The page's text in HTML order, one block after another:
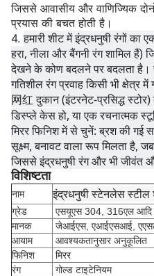
जिससे आवासीय और वाणिज्यिक
प्रयास की बचत होती है।
4.हमारी शीट में इंद्रधनुषी रंगों का
हरा, नीला और बैंगनी रंग शामिल हैं)
देखने के कोण बदलने पर बदलता है।
गतिशील रंग प्रवाह किसी भी क्षेत्र
网红 दुकान (इंटरनेट-प्रसिद्ध
डिस्प्ले केस हो, या एक रचनात्मक
मिरर फिनिश में से चुनें: ब्रश की गई
सूक्ष्म, बनावट वाला रूप मिलता है,
जिससे इंद्रधनुषी रंग और भी जीवंत
विशिष्टता
नाम इंद्रधनुषी स्टेनलेस स्टील
ग्रेड
एसयूएस 304, 316एल
मानक
जेआईएस, एआईएसआई,
आयाम
आवश्यकतानुसार अनुकूलित
फिनिश
मिरर
रंग
गोल्ड टाइटेनियम